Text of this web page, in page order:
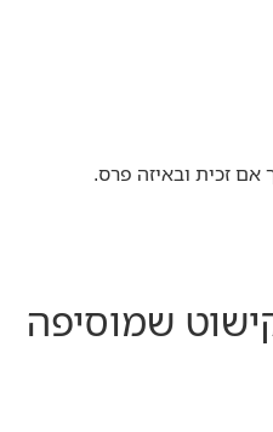
אם זכית ובאיזה פרס.
שמוסיפה